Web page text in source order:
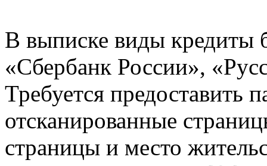
В выписке виды кредиты
«Сбербанк России»,
Требуется предоставить
отсканированные
страницы и место